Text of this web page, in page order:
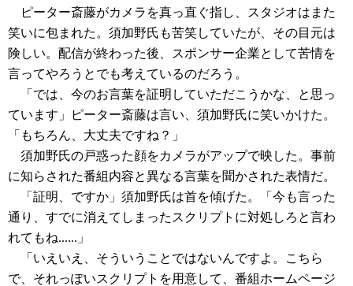
ピーター斎藤がカメラを真っ直ぐ指し、スタジオはまた
笑いに包まれた。須加野氏も苦笑していたが、その目元は
険しい。配信が終わった後、スポンサー企業として苦情を
言ってやろうとでも考えているのだろう。
「では、今のお言葉を証明していただこうかな、と思っ
ています」ピーター斎藤は言い、須加野氏に笑いかけた。
「もちろん、大丈夫ですね？」
須加野氏の戸惑った顔をカメラがアップで映した。事前
に知らされた番組内容と異なる言葉を聞かされた表情だ。
「証明、ですか」須加野氏は首を傾げた。「今も言った
通り、すでに消えてしまったスクリプトに対処しろと言わ
れてもね......」
「いえいえ、そういうことではないんですよ。こちら
で、それっぽいスクリプトを用意して、番組ホームページ